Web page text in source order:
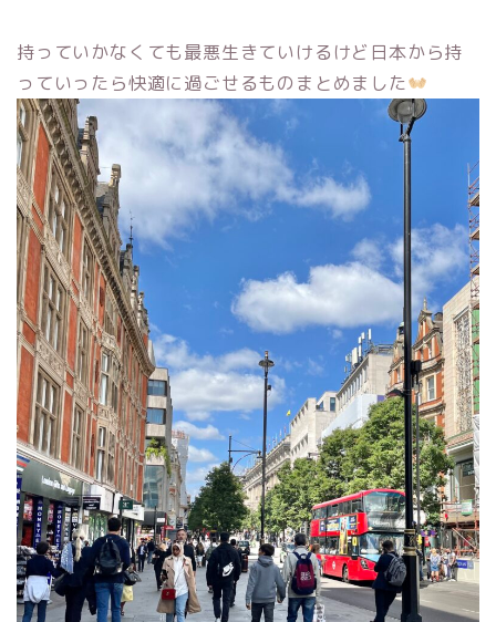
持っていかなくても最悪生きていけるけど日本から持
っていったら快適に過ごせるものまとめました